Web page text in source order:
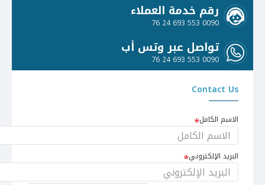
رقم خدمة العملاء
0090 553 693 24 76
تواصل عبر وتس أب
0090 553 693 24 76
Contact Us
الاسم الكامل
البريد الإلكتروني